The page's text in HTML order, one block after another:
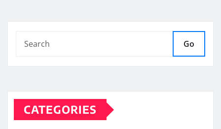
Go
CATEGORIES